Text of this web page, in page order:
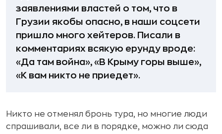
заявлениями властей о том, что в
Грузии якобы опасно, в наши соцсети
пришло много хейтеров. Писали в
комментариях всякую ерунду вроде:
«Да там война», «В Крыму горы выше»,
«К вам никто не приедет».
Никто не отменял бронь тура, но многие люди
спрашивали, все ли в порядке, можно ли сюда